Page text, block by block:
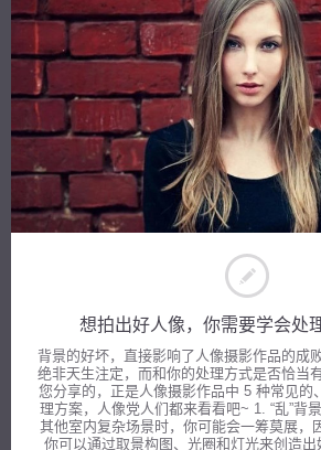
想拍出好人像，你需要学会处
背景的好坏，直接影响了人像摄影作品的成败
绝非天生注定，而和你的处理方式是否恰当
您分享的，正是人像摄影作品中 5 种常见的
理方案，人像党人们都来看看吧~ 1. “乱”背
其他室内复杂场景时，你可能会一筹莫展，
你可以通过取景构图、光圈和灯光来创造